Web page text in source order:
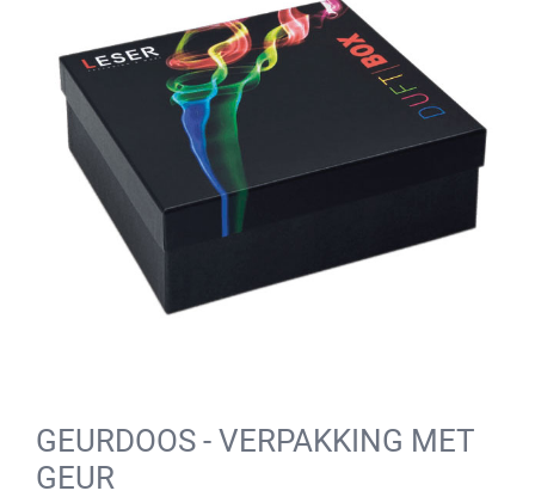
GEURDOOS - VERPAKKING MET
GEUR